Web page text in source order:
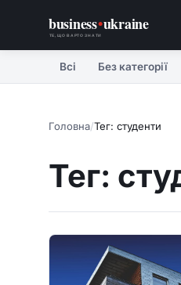
business•ukraine
ТЕ, ЩО ВАРТО ЗНАТИ
Всі Без категорії
Головна/Тег: студенти
Тег: